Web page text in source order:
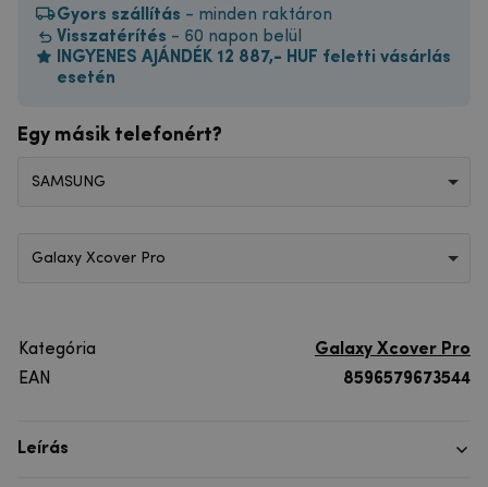
Gyors szállítás - minden raktáron
Visszatérítés - 60 napon belül
INGYENES AJÁNDÉK 12 887,- HUF feletti vásárlás
esetén
Egy másik telefonért?
SAMSUNG
Galaxy Xcover Pro
Kategória
Galaxy Xcover Pro
EAN
8596579673544
Leírás